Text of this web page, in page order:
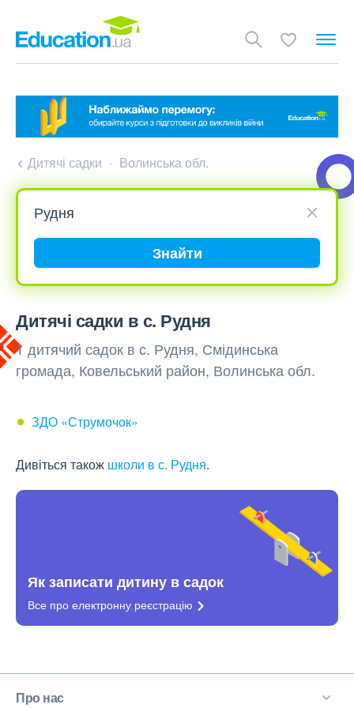
Дитячі садки Волинська обл.
Знайти
Дитячі садки в с. Рудня
1 дитячий садок в с. Рудня, Смідинська
громада, Ковельський район, Волинська обл.
ЗДО «Струмочок»
Дивіться також школи в с. Рудня.
Як записати дитину в садок
Все про електронну реєстрацію
Про нас